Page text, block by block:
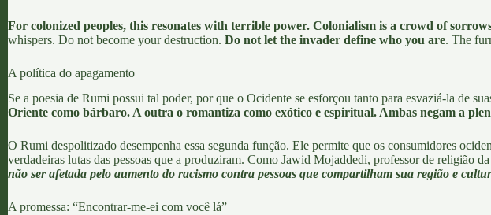
For colonized peoples, this resonates with terrible power. Colonialism is a crowd of
whispers. Do not become your destruction. Do not let the invader define who you are. The
A política do apagamento
Se a poesia de Rumi possui tal poder, por que o Ocidente se esforçou tanto para esvaziá-la de
Oriente como bárbaro. A outra o romantiza como exótico e espiritual. Ambas negam a
O Rumi despolitizado desempenha essa segunda função. Ele permite que os consumidores
verdadeiras lutas das pessoas que a produziram. Como Jawid Mojaddedi, professor de religião
não ser afetada pelo aumento do racismo contra pessoas que compartilham sua região e
A promessa: “Encontrar-me-ei com você lá”